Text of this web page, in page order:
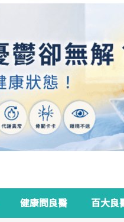
健康問良醫 百大良